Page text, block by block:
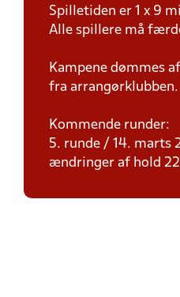
Spilletiden er 1 x 9
Alle spillere må
Kampene dømmes
fra arrangørklubben.
Kommende runder:
5. runde / 14.
ændringer af hold